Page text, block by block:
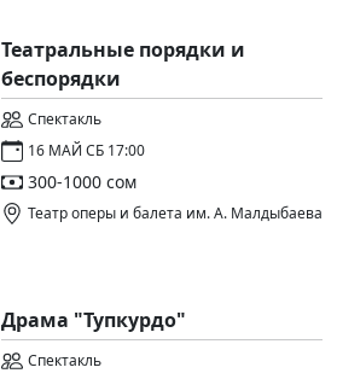
Театральные порядки и
беспорядки
Спектакль
16 МАЙ СБ 17:00
300-1000 сом
Театр оперы и балета им. А. Малдыбаева
Драма "Тупкурдо"
Спектакль